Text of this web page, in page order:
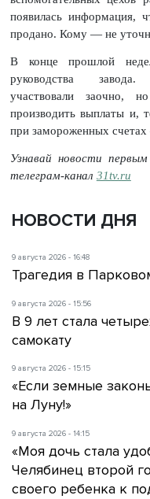
появилась информация,
продано. Кому — не
В конце прошлой
руководства завода.
участвовали заочно,
производить выплаты и,
при замороженных
Узнавай новости
телеграм-канал 31tv.ru
НОВОСТИ ДНЯ
9 августа 2026 - 16:48
Трагедия в
9 августа 2026 - 15:56
В 9 лет стала
самокату
9 августа 2026 - 15:15
«Если земные
на Луну!»
9 августа 2026 - 14:15
«Моя дочь стала
Челябинец второй
своего ребенка к